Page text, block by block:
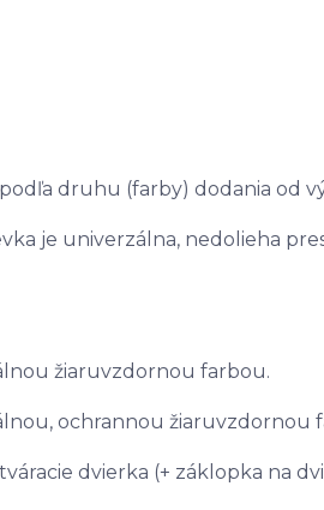
druhu (farby) dodania od
je univerzálna, nedolieha
žiaruvzdornou farbou.
ochrannou žiaruvzdornou
dvierka (+ záklopka na